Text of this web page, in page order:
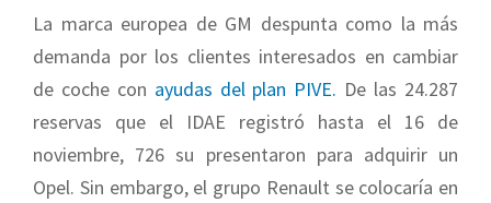
La marca europea de GM despunta como la más
demanda por los clientes interesados en cambiar
de coche con ayudas del plan PIVE. De las 24.287
reservas que el IDAE registró hasta el 16 de
noviembre, 726 su presentaron para adquirir un
Opel. Sin embargo, el grupo Renault se colocaría en